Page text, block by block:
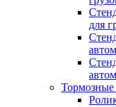
для
Тормозные